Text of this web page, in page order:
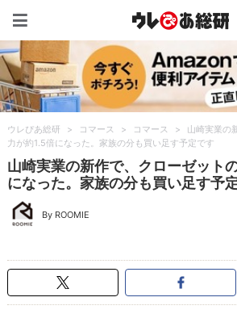
ウレぴあ総研 > コマース > コマース >
山崎実業の
力が約1.5倍になった。家族の分も買い足す予定です
山崎実業の新作で、クローゼット
になった。家族の分も買い足す予
By ROOMIE